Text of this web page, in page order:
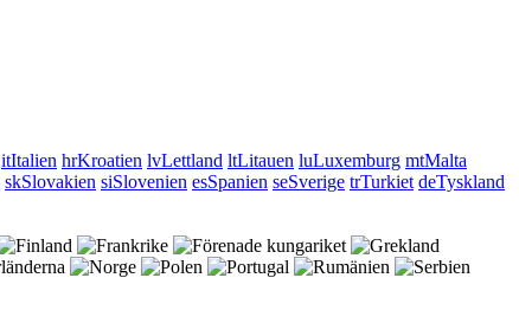
itItalien hrKroatien lvLettland ltLitauen luLuxemburg mtMalta
skSlovakien siSlovenien esSpanien seSverige trTurkiet deTyskland